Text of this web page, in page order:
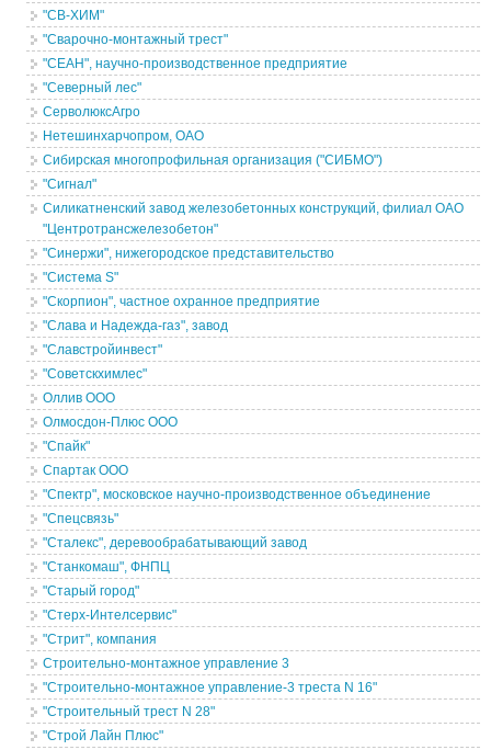
"СВ-ХИМ"
"Сварочно-монтажный трест"
"СЕАН", научно-производственное предприятие
"Северный лес"
СерволюксАгро
Нетешинхарчопром, ОАО
Сибирская многопрофильная организация ("СИБМО")
"Сигнал"
Силикатненский завод железобетонных конструкций, филиал ОАО
"Центротрансжелезобетон"
"Синержи", нижегородское представительство
"Система S"
"Скорпион", частное охранное предприятие
"Слава и Надежда-газ", завод
"Славстройинвест"
"Советскхимлес"
Оллив ООО
Олмосдон-Плюс ООО
"Спайк"
Спартак ООО
"Спектр", московское научно-производственное объединение
"Спецсвязь"
"Сталекс", деревообрабатывающий завод
"Станкомаш", ФНПЦ
"Старый город"
"Стерх-Интелсервис"
"Стрит", компания
Строительно-монтажное управление 3
"Строительно-монтажное управление-3 треста N 16"
"Строительный трест N 28"
"Строй Лайн Плюс"